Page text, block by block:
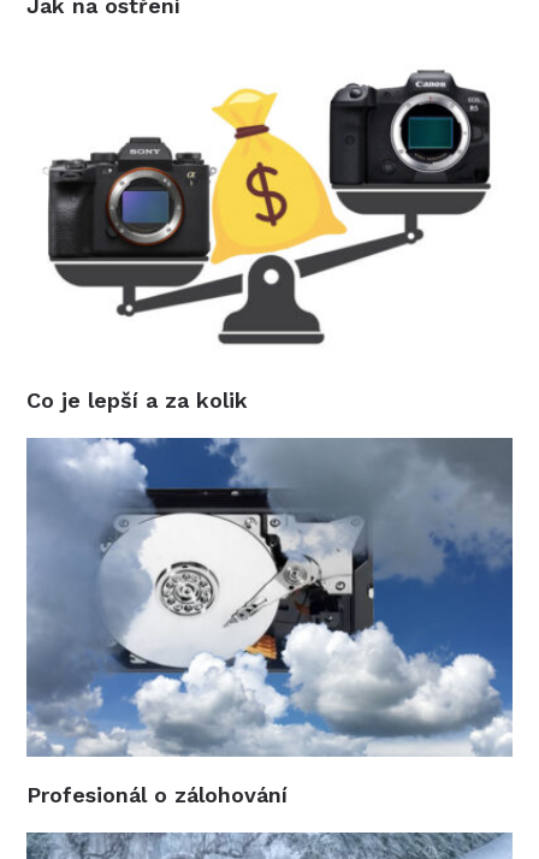
Co je lepší a za kolik
Profesionál o zálohování